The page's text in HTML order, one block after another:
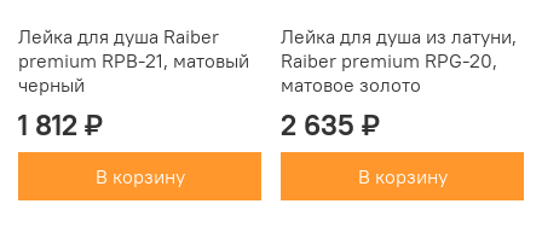
Лейка для душа Raiber
premium RPB-21, матовый
черный
1 812 ₽
В корзину
Лейка для душа из латуни,
Raiber premium RPG-20,
матовое золото
2 635 ₽
В корзину